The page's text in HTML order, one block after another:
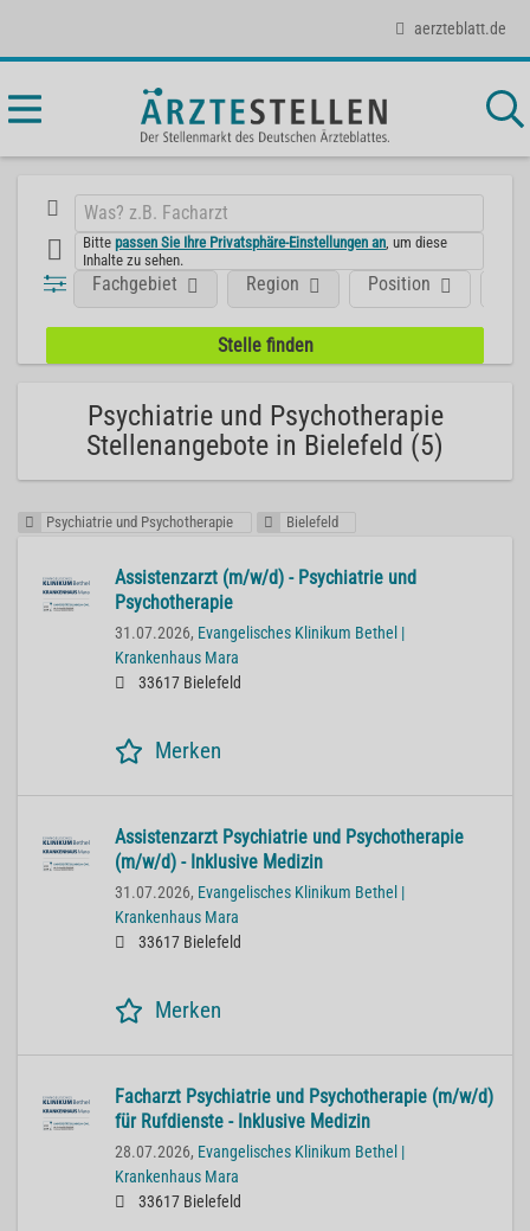
aerzteblatt.de
Bittepassen Sie Ihre Privatsphäre-Einstellungen an , um diese
Inhalte zu sehen.
Position
Fachgebiet Region
Psychiatrie und Psychotherapie
Stellenangebote in Bielefeld (5)
Psychiatrie und Psychotherapie Bielefeld
Assistenzarzt (m/w/d) - Psychiatrie und
Psychotherapie
31.07.2026, Evangelisches Klinikum Bethel |
Krankenhaus Mara
33617 Bielefeld
Merken
Assistenzarzt Psychiatrie und Psychotherapie
(m/w/d) - Inklusive Medizin
31.07.2026, Evangelisches Klinikum Bethel |
Krankenhaus Mara
33617 Bielefeld
Merken
Facharzt Psychiatrie und Psychotherapie (m/w/d)
für Rufdienste - Inklusive Medizin
28.07.2026, Evangelisches Klinikum Bethel |
Krankenhaus Mara
33617 Bielefeld